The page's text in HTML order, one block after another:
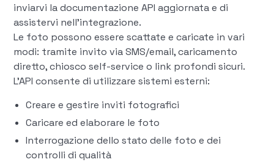
inviarvi la documentazione API aggiornata e di
assistervi nell'integrazione.
Le foto possono essere scattate e caricate in vari
modi: tramite invito via SMS/email, caricamento
diretto, chiosco self-service o link profondi sicuri.
L'API consente di utilizzare sistemi esterni:
Creare e gestire inviti fotografici
Caricare ed elaborare le foto
Interrogazione dello stato delle foto e dei
controlli di qualità